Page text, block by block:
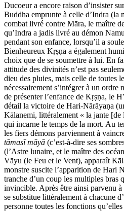
Ducoeur a encore raison d’insister
Buddha emprunte à celle d’Indra (la
combat livré contre Māra, le maître
qu’Indra a jadis livré au démon
pendant son enfance, lorsqu’il a
Bienheureux Kṛṣṇa a également
choix que de se soumettre à lui. En
attitude des divinités n’est pas
dieu des pluies, mais celle de toutes
nécessairement s’intégrer à un ordre
de présenter l’enfance de Kṛṣṇa, le
détail la victoire de Hari-Nārāyaṇa
Kālanemi, littéralement « la jante [de
qui incarne le temps de la mort. Au
les fiers démons parviennent à
tāmasī māyā (c’est-à-dire ses
(l’Astre lunaire, et le maître des
Vāyu (le Feu et le Vent), apparaît
monstre suscite l’apparition de Hari
tranche d’un coup les multiples bras
invincible. Après être ainsi parvenu
se substitue littéralement à chacune
personne toutes les fonctions